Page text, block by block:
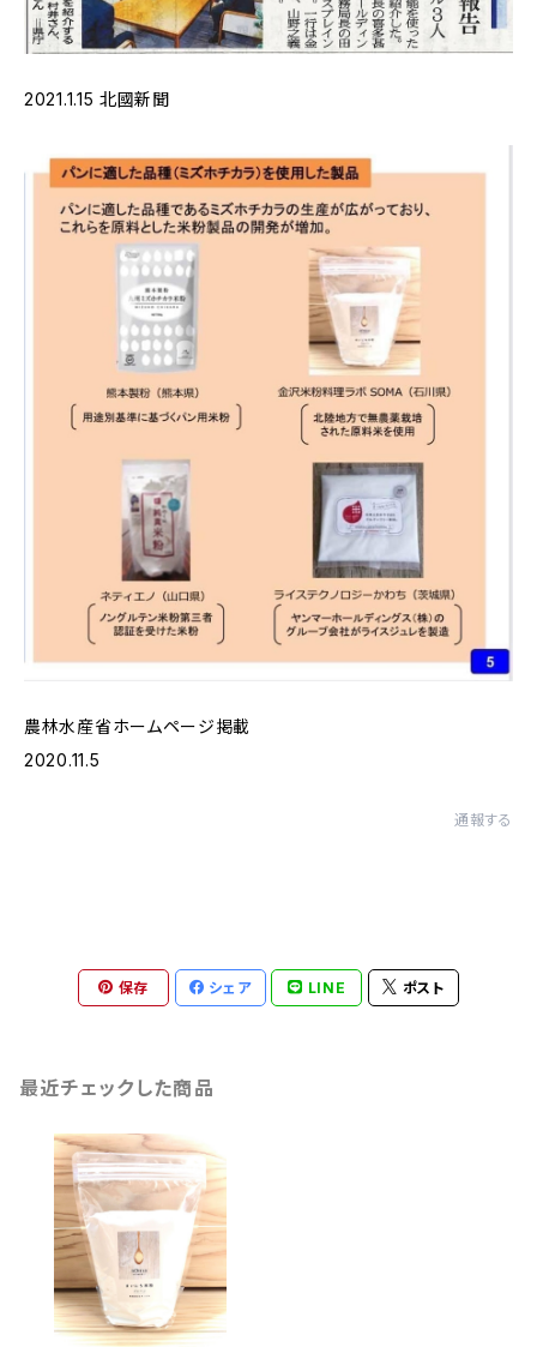
2021.1.15 北國新聞
農林水産省ホームページ掲載
2020.11.5
通報する
保存 シェア LINE ポスト
最近チェックした商品